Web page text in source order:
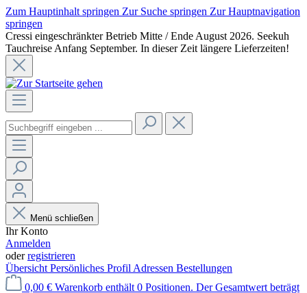
Zum Hauptinhalt springen Zur Suche springen Zur Hauptnavigation
springen
Cressi eingeschränkter Betrieb Mitte / Ende August 2026. Seekuh
Tauchreise Anfang September. In dieser Zeit längere Lieferzeiten!
Menü schließen
Ihr Konto
Anmelden
oderregistrieren
Übersicht Persönliches Profil Adressen Bestellungen
0,00 € Warenkorb enthält 0 Positionen. Der Gesamtwert beträgt